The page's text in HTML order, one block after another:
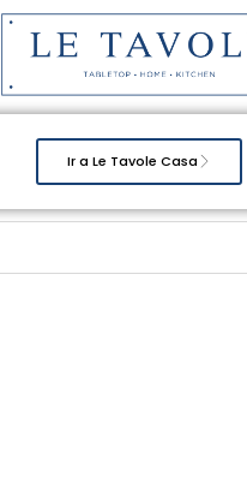
Ir a Le Tavole Casa